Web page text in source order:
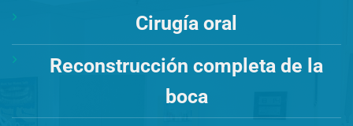
Cirugía oral
Reconstrucción completa de la
boca